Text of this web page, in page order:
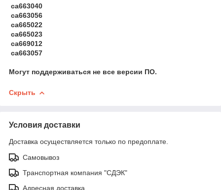
ca663040
ca663056
ca665022
ca665023
ca669012
ca663057
Могут поддерживаться не все версии ПО.
Скрыть
Условия доставки
Доставка осуществляется только по предоплате.
Самовывоз
Транспортная компания "СДЭК"
Адресная доставка